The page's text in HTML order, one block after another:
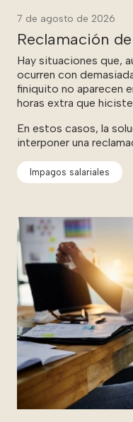
7 de agosto de 2026
Reclamación
Hay situaciones que,
ocurren con
finiquito no aparecen
horas extra que
En estos casos, la
interponer una
Impagos salariales